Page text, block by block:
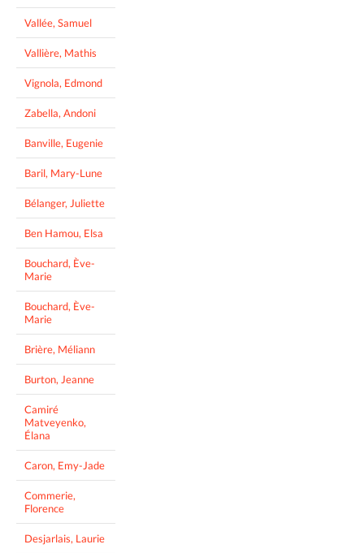
Vallée, Samuel
Vallière, Mathis
Vignola, Edmond
Zabella, Andoni
Banville, Eugenie
Baril, Mary-Lune
Bélanger, Juliette
Ben Hamou, Elsa
Bouchard, Ève-
Marie
Bouchard, Ève-
Marie
Brière, Méliann
Burton, Jeanne
Camiré
Matveyenko,
Élana
Caron, Emy-Jade
Commerie,
Florence
Desjarlais, Laurie